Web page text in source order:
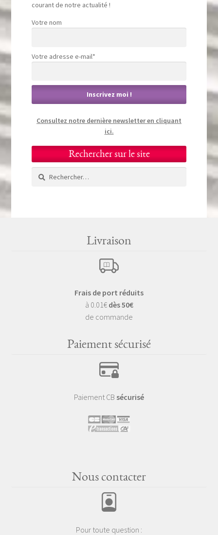
courant de notre actualité !
Votre nom
Votre adresse e-mail*
Consultez notre dernière newsletter en cliquant
ici.
Rechercher sur le site
Rechercher :
Livraison
Frais de port réduits
à 0.01€ dès 50€
de commande
Paiement sécurisé
Paiement CB sécurisé
Nous contacter
Pour toute question :